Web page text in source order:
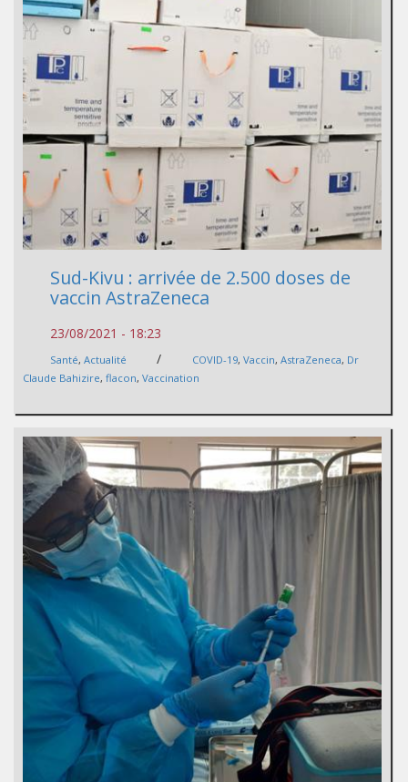
Sud-Kivu : arrivée de 2.500 doses de
vaccin AstraZeneca
23/08/2021 - 18:23
Santé, Actualité / COVID-19, Vaccin, AstraZeneca, Dr
Claude Bahizire, flacon, Vaccination